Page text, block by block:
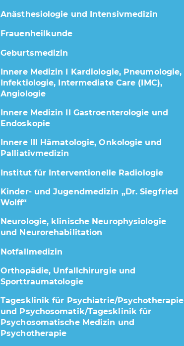
Anästhesiologie und Intensivmedizin
Frauenheilkunde
Geburtsmedizin
Innere Medizin I Kardiologie, Pneumologie,
Infektiologie, Intermediate Care (IMC),
Angiologie
Innere Medizin II Gastroenterologie und
Endoskopie
Innere III Hämatologie, Onkologie und
Palliativmedizin
Institut für Interventionelle Radiologie
Kinder- und Jugendmedizin „Dr. Siegfried
Wolff“
Neurologie, klinische Neurophysiologie
und Neurorehabilitation
Notfallmedizin
Orthopädie, Unfallchirurgie und
Sporttraumatologie
Tagesklinik für Psychiatrie/Psychotherapie
und Psychosomatik/Tagesklinik für
Psychosomatische Medizin und
Psychotherapie